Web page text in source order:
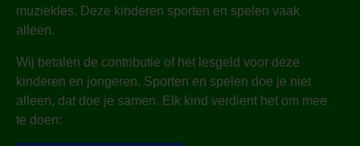
muziekles. Deze kinderen sporten en spelen vaak
alleen.
Wij betalen de contributie of het lesgeld voor deze
kinderen en jongeren. Sporten en spelen doe je niet
alleen, dat doe je samen. Elk kind verdient het om mee
te doen: